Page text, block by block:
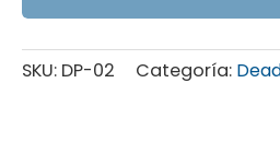
SKU: DP-02 Categoría: